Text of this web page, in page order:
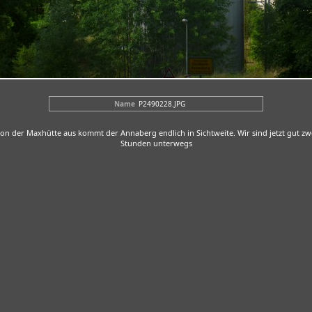
Name P2490228.JPG
der Maxhütte aus kommt der Annaberg endlich in Sichtweite. Wir sind jetzt gut
Stunden unterwegs